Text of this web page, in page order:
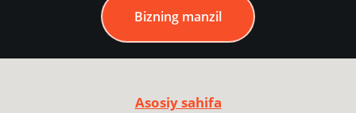
Bizning manzil
Asosiy sahifa